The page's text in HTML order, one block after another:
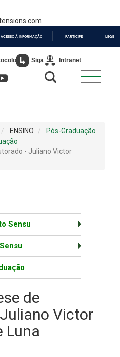
PARA
ACESSO À INFORMAÇÃO PARTICIPE
Siga Intranet
ENSINO
Pós-Graduação
- Juliano Victor
Sensu
de
Victor
Luna